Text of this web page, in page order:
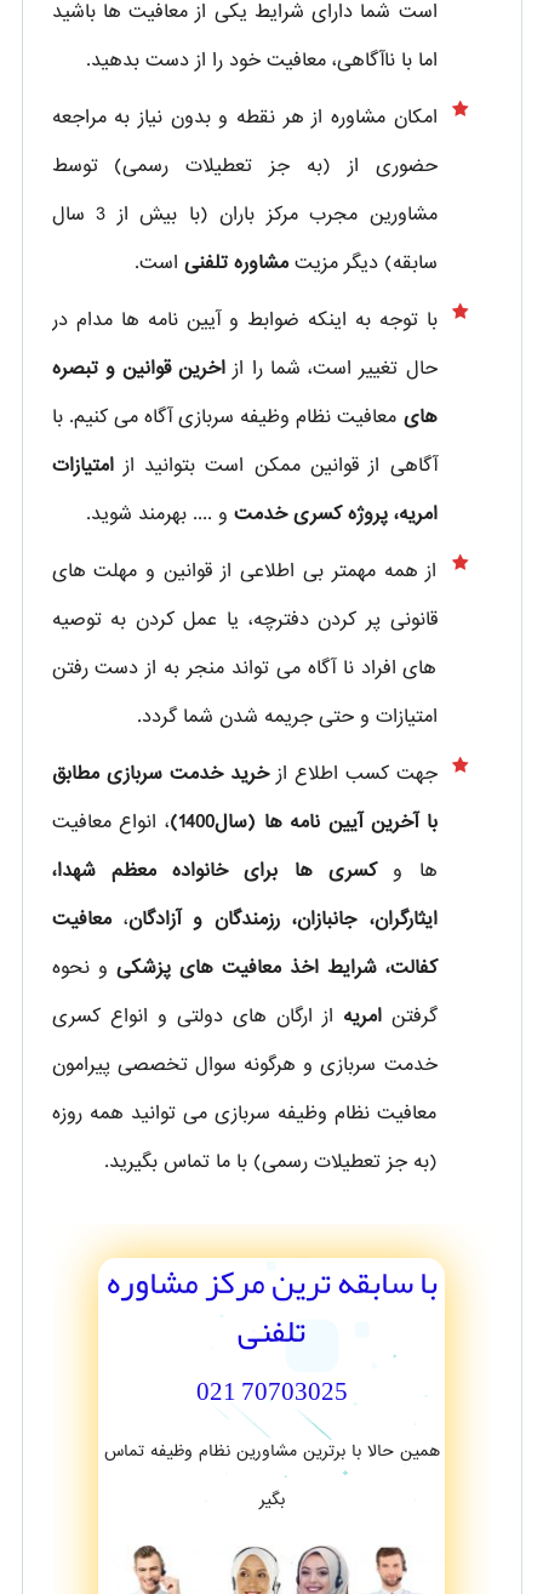
است شما دارای شرایط یکی از معافیت ها باشید
اما با ناآگاهی، معافیت خود را از دست بدهید.
امکان مشاوره از هر نقطه و بدون نیاز به مراجعه
حضوری از
(به جز تعطیلات رسمی) توسط
مشاورین مجرب مرکز باران (با بیش از 3 سال
سابقه) دیگر مزیتمشاوره تلفنی است.
با توجه به اینکه ضوابط و آیین نامه ها مدام در
حال تغییر است، شما را از اخرین قوانین و تبصره
های معافیت نظام وظیفه سربازی آگاه می کنیم. با
آگاهی از قوانین ممکن است بتوانید از امتیازات
امریه، پروژه کسری خدمت و .... بهرمند شوید.
از همه مهمتر بی اطلاعی از قوانین و مهلت های
قانونی پر کردن دفترچه، یا عمل کردن به توصیه
های افراد نا آگاه می تواند منجر به از دست رفتن
امتیازات و حتی جریمه شدن شما گردد.
جهت کسب اطلاع از خرید خدمت سربازی مطابق
با آخرین آیین نامه ها (سال1400)
، انواع معافیت
ها و کسری ها برای خانواده معظم شهدا،
ایثارگران، جانبازان، رزمندگان و آزادگان،معافیت
کفالت، شرایط اخذ معافیت های پزشکی و نحوه
گرفتنامریه از ارگان های دولتی و انواع کسری
خدمت سربازی و هرگونه سوال تخصصی پیرامون
معافیت نظام وظیفه سربازی می توانید همه روزه
(به جز تعطیلات رسمی) با ما تماس بگیرید.
با سابقه ترین مرکز مشاوره
تلفنی
70703025 021
همین حالا با برترین مشاورین نظام وظیفه تماس
بگیر